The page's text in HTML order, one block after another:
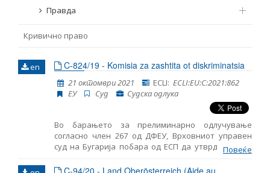
Правда
Кривично право
en C-824/19 - Komisia za zashtita ot diskriminatsia
21 октомври 2021 ECLI: ECLI:EU:C:2021:862
ЕУ
Суд Судска одлука
Во барањето за прелиминарно одлучување
согласно член 267 од ДФЕУ, Врховниот управен
суд на Бугарија побара од ЕСП да утврди дали е
дозволено слепо лице да може да работи како
поротник и да учествува во кривична постапка,
Повеќе
C-94/20 - Land Oberösterreich (Aide au